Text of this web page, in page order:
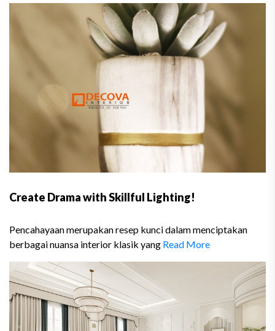
Create Drama with Skillful Lighting!
Pencahayaan merupakan resep kunci dalam menciptakan
berbagai nuansa interior klasik yang Read More